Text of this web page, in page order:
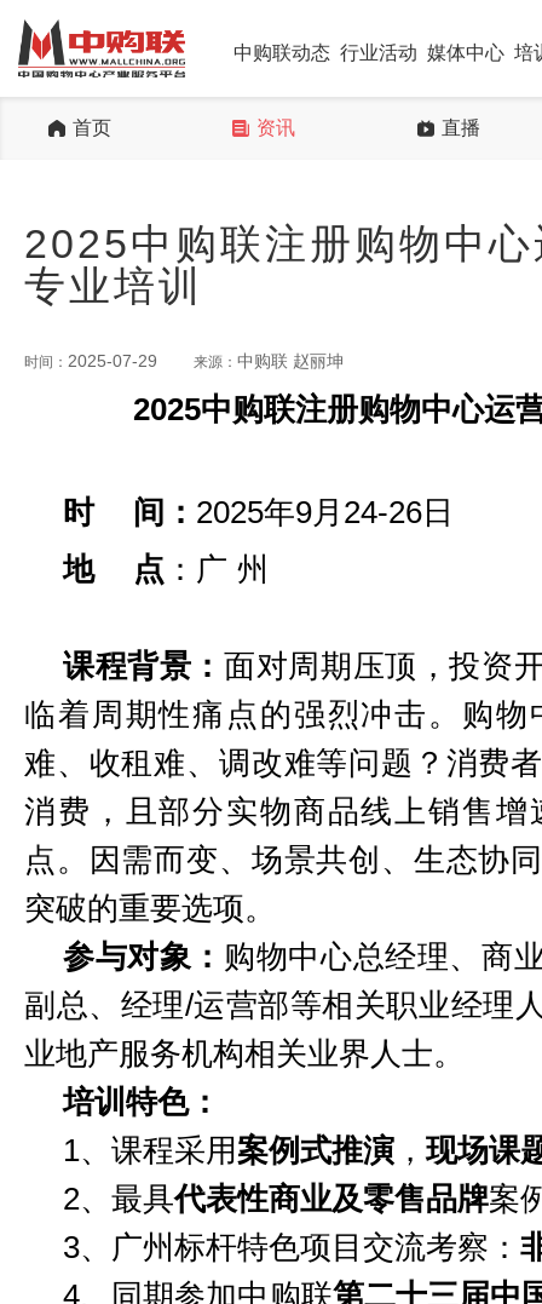
中购联动态 行业活动 媒体中心 培
首页 资讯 直播
2025中购联注册购物中
专业培训
时间： 2025-07-29 来源： 中购联 赵丽坤
2025中购联注册购物中心运
时 间： 2025年9月24-26日
地
点 ：广 州
课程背景：面对周期压顶，投资
临着周期性痛点的强烈冲击。购
难、收租难、调改难等问题？消费
消费，且部分实物商品线上销售
点。因需而变、场景共创、生态协
突破的重要选项。
参与对象： 购物中心总经理、商
副总、经理/运营部等相关职业经理
业地产服务机构相关业界人士。
培训特色：
1、课程采用案例式推演 ，现场课
2、最具代表性商业及零售品牌案
3、广州标杆特色项目交流考察：
4、同期参加中购联第二十三届中